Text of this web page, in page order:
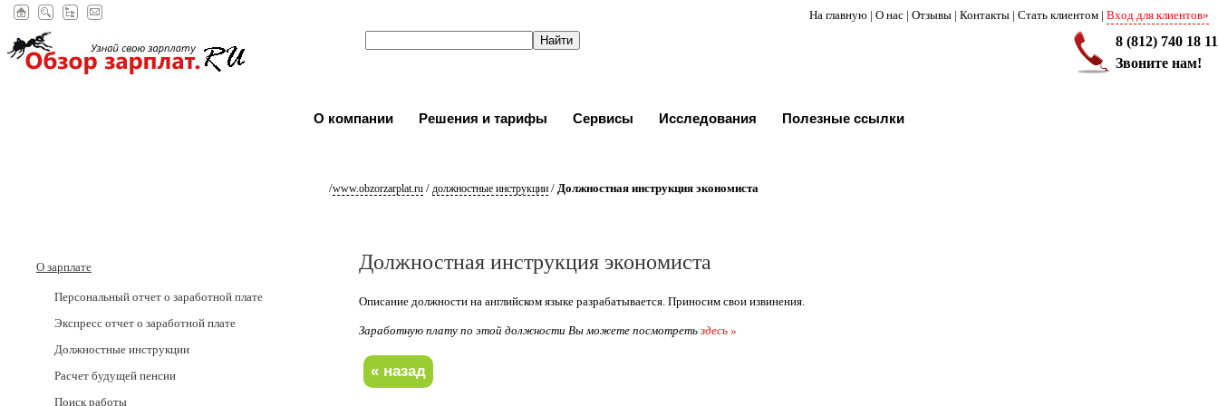
На главную | О нас | Отзывы | Контакты | Стать клиентом | Вход для клиентов»
8 (812) 740 18 11
Звоните нам!
О компании Решения и тарифы Сервисы Исследования Полезные ссылки
/www.obzorzarplat.ru/ должностные инструкции/ Должностная инструкция экономиста
О зарплате
Персональный отчет о заработной плате
Экспресс отчет о заработной плате
Должностные инструкции
Расчет будущей пенсии
Поиск работы
Должностная инструкция экономиста
Описание должности на английском языке разрабатывается. Приносим свои извинения.
Заработную плату по этой должности Вы можете посмотретьздесь »